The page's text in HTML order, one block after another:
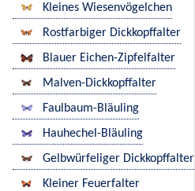
Kleines Wiesenvögelchen
Rostfarbiger Dickkopffalter
Blauer Eichen-Zipfelfalter
Malven-Dickkopffalter
Faulbaum-Bläuling
Hauhechel-Bläuling
Gelbwürfeliger Dickkopffalter
Kleiner Feuerfalter